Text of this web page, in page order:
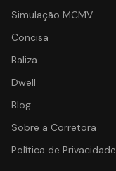
Simulação MCMV
Concisa
Baliza
Dwell
Blog
Sobre a Corretora
Política de Privacidade